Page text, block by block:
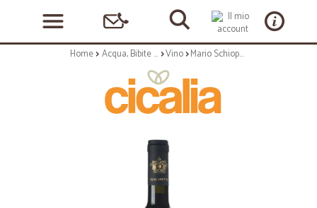
Home Acqua, Bibite e Alcolici Vino Mario Schiopetto | Blumeri Rosso Venezia Giulia - 75cl annata 2017